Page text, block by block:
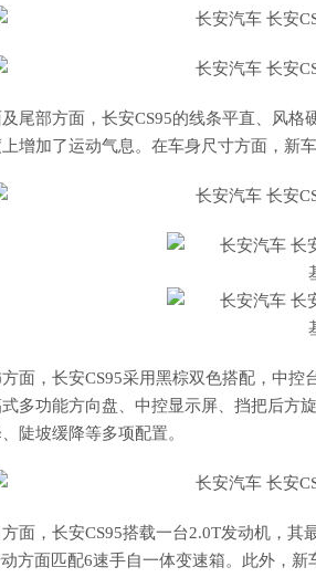
部方面，长安CS95的线条平直、风格
增加了运动气息。在车身尺寸方面，新
，长安CS95采用黑棕双色搭配，中控
多功能方向盘、中控显示屏、挡把后方
陡坡缓降等多项配置。
，长安CS95搭载一台2.0T发动机，其
方面匹配6速手自一体变速箱。此外，新